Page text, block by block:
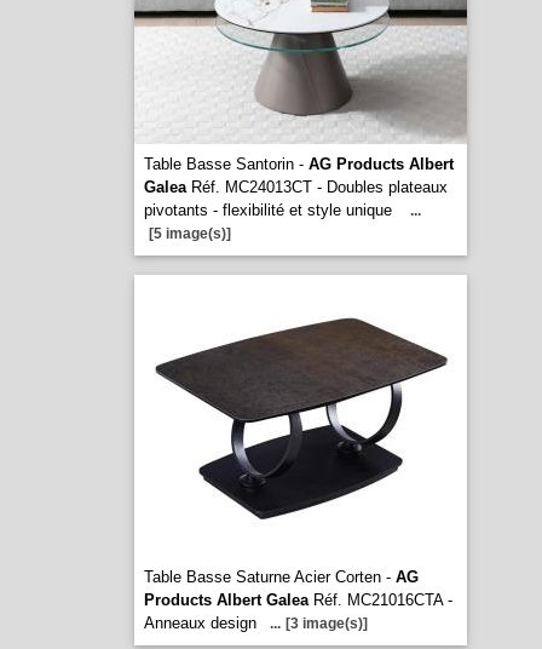
Table Basse Santorin - AG Products Albert
GaleaRéf. MC24013CT - Doubles plateaux
pivotants - flexibilité et style unique
...
[5 image(s)]
Table Basse Saturne Acier Corten - AG
Products Albert GaleaRéf. MC21016CTA -
Anneaux design
... [3 image(s)]